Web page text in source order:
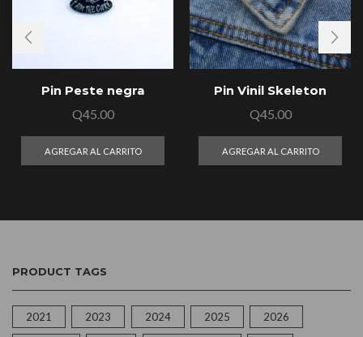
Pin Peste negra
Q45.00
AGREGAR AL CARRITO
Pin Vinil Skeleton
Q45.00
AGREGAR AL CARRITO
PRODUCT TAGS
2021 2023 2024 2025 2026